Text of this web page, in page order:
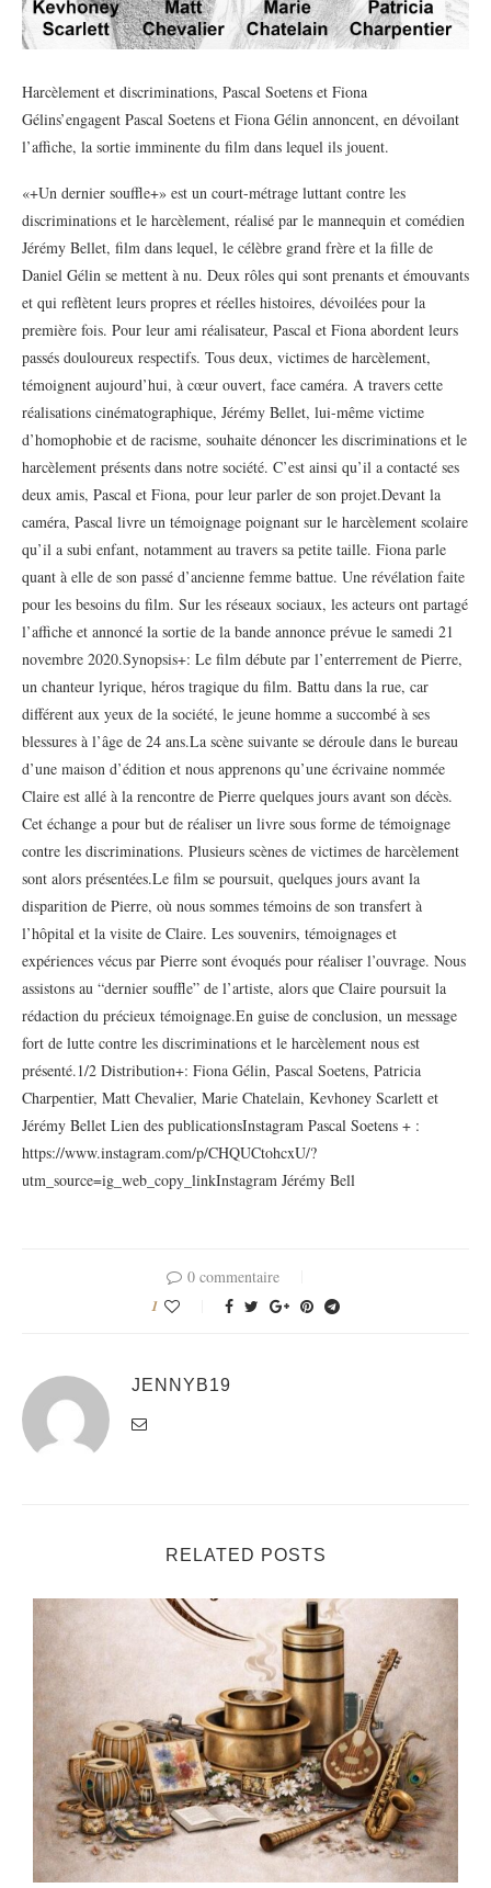
Harcèlement et discriminations, Pascal Soetens et Fiona
Gélins’engagent Pascal Soetens et Fiona Gélin annoncent, en dévoilant
l’affiche, la sortie imminente du film dans lequel ils jouent.
«+Un dernier souffle+» est un court-métrage luttant contre les
discriminations et le harcèlement, réalisé par le mannequin et comédien
Jérémy Bellet, film dans lequel, le célèbre grand frère et la fille de
Daniel Gélin se mettent à nu. Deux rôles qui sont prenants et émouvants
et qui reflètent leurs propres et réelles histoires, dévoilées pour la
première fois. Pour leur ami réalisateur, Pascal et Fiona abordent leurs
passés douloureux respectifs. Tous deux, victimes de harcèlement,
témoignent aujourd’hui, à cœur ouvert, face caméra. A travers cette
réalisations cinématographique, Jérémy Bellet, lui-même victime
d’homophobie et de racisme, souhaite dénoncer les discriminations et le
harcèlement présents dans notre société. C’est ainsi qu’il a contacté ses
deux amis, Pascal et Fiona, pour leur parler de son projet.Devant la
caméra, Pascal livre un témoignage poignant sur le harcèlement scolaire
qu’il a subi enfant, notamment au travers sa petite taille. Fiona parle
quant à elle de son passé d’ancienne femme battue. Une révélation faite
pour les besoins du film. Sur les réseaux sociaux, les acteurs ont partagé
l’affiche et annoncé la sortie de la bande annonce prévue le samedi 21
novembre 2020.Synopsis+: Le film débute par l’enterrement de Pierre,
un chanteur lyrique, héros tragique du film. Battu dans la rue, car
différent aux yeux de la société, le jeune homme a succombé à ses
blessures à l’âge de 24 ans.La scène suivante se déroule dans le bureau
d’une maison d’édition et nous apprenons qu’une écrivaine nommée
Claire est allé à la rencontre de Pierre quelques jours avant son décès.
Cet échange a pour but de réaliser un livre sous forme de témoignage
contre les discriminations. Plusieurs scènes de victimes de harcèlement
sont alors présentées.Le film se poursuit, quelques jours avant la
disparition de Pierre, où nous sommes témoins de son transfert à
l’hôpital et la visite de Claire. Les souvenirs, témoignages et
expériences vécus par Pierre sont évoqués pour réaliser l’ouvrage. Nous
assistons au “dernier souffle” de l’artiste, alors que Claire poursuit la
rédaction du précieux témoignage.En guise de conclusion, un message
fort de lutte contre les discriminations et le harcèlement nous est
présenté.1/2 Distribution+: Fiona Gélin, Pascal Soetens, Patricia
Charpentier, Matt Chevalier, Marie Chatelain, Kevhoney Scarlett et
Jérémy Bellet Lien des publicationsInstagram Pascal Soetens + :
https://www.instagram.com/p/CHQUCtohcxU/?
utm_source=ig_web_copy_linkInstagram Jérémy Bell
0 commentaire
1
JENNYB19
RELATED POSTS